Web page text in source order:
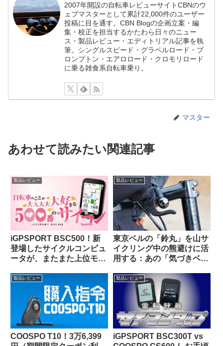
2007年開設の自転車レビューサイトCBNのウ
ェブマスターとして累計22,000件のユーザー
投稿に目を通す。CBN Blogの企画立案・編
集・校正を担当するかたわら日々のニュー
ス・製品レビュー・エディトリアル記事を執
筆。シングルスピード・グラベルロード・ブ
ロンプトン・エアロロード・クロモリロード
に乗る雑食系自転車乗り。
マスター
あわせて読みたい関連記事
製品レビュー
iGPSPORT BSC500！新
登場したサイクルコンピュ
ータが、またまた上位モデ
製品レビュー
東京ベルの「鈴丸」を山サ
イクリング中の熊避けに活
用する：あの「気づきベ
るようにした感じで超便利
製品レビュー
COOSPO T10！3万6,399
製品レビュー
iGPSPORT BSC300T vs